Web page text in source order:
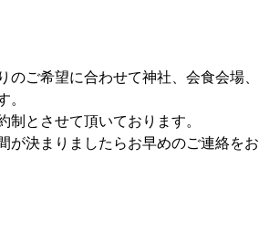
のご希望に合わせて神社、会食会場、
。
制とさせて頂いております。
が決まりましたらお早めのご連絡をお